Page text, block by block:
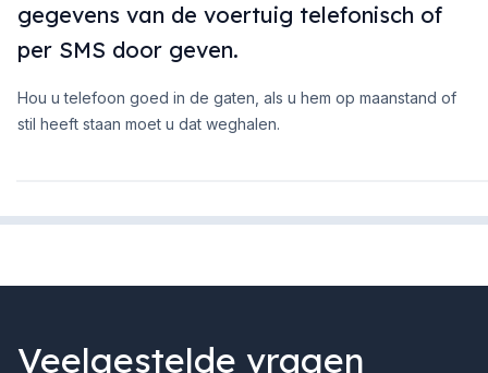
gegevens van de voertuig telefonisch of
per SMS door geven.
Hou u telefoon goed in de gaten, als u hem op maanstand of
stil heeft staan moet u dat weghalen.
Veelgestelde vragen